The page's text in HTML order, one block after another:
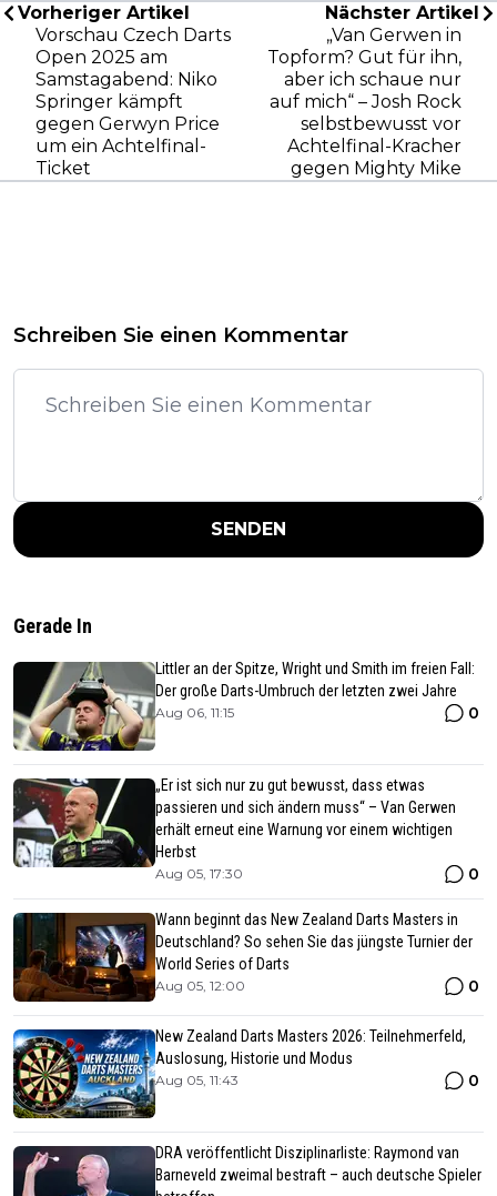
Vorheriger Artikel
Vorschau Czech Darts
Open 2025 am
Samstagabend: Niko
Springer kämpft
gegen Gerwyn Price
um ein Achtelfinal-
Ticket
Nächster Artikel
„Van Gerwen in
Topform? Gut für ihn,
aber ich schaue nur
auf mich“ – Josh Rock
selbstbewusst vor
Achtelfinal-Kracher
gegen Mighty Mike
Schreiben Sie einen Kommentar
SENDEN
Gerade In
Littler an der Spitze, Wright und Smith im freien Fall:
Der große Darts-Umbruch der letzten zwei Jahre
Aug 06, 11:15 0
„Er ist sich nur zu gut bewusst, dass etwas
passieren und sich ändern muss“ – Van Gerwen
erhält erneut eine Warnung vor einem wichtigen
Herbst
Aug 05, 17:30 0
Wann beginnt das New Zealand Darts Masters in
Deutschland? So sehen Sie das jüngste Turnier der
World Series of Darts
Aug 05, 12:00 0
New Zealand Darts Masters 2026: Teilnehmerfeld,
Auslosung, Historie und Modus
Aug 05, 11:43 0
DRA veröffentlicht Disziplinarliste: Raymond van
Barneveld zweimal bestraft – auch deutsche Spieler